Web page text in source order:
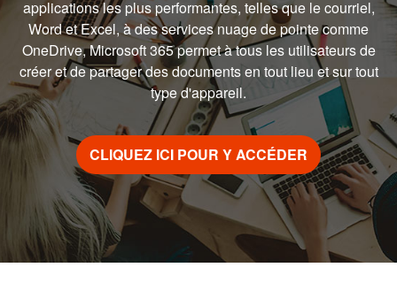
applications les plus performantes, telles que le courriel,
Word et Excel, à des services nuage de pointe comme
OneDrive, Microsoft 365 permet à tous les utilisateurs de
créer et de partager des documents en tout lieu et sur tout
type d'appareil.
CLIQUEZ ICI POUR Y ACCÉDER